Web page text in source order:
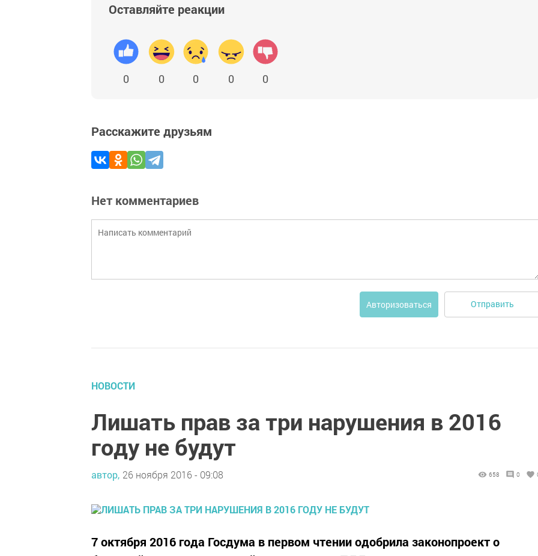
Оставляйте реакции
0 0 0 0 0
Расскажите друзьям
Нет комментариев
Авторизоваться Отправить
НОВОСТИ
Лишать прав за три нарушения в 2016
году не будут
автор, 26 ноября 2016 - 09:08 658 0
7 октября 2016 года Госдума в первом чтении одобрила законопроект о